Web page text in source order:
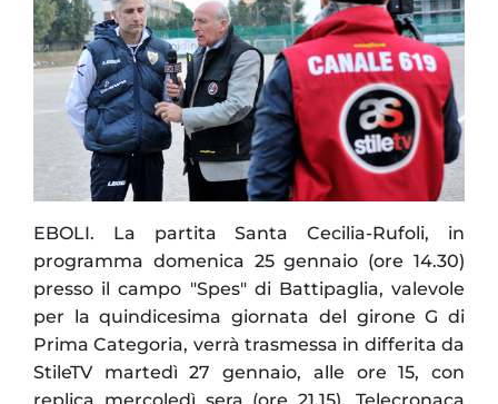
EBOLI. La partita Santa Cecilia-Rufoli, in
programma domenica 25 gennaio (ore 14.30)
presso il campo "Spes" di Battipaglia, valevole
per la quindicesima giornata del girone G di
Prima Categoria, verrà trasmessa in differita da
StileTV martedì 27 gennaio, alle ore 15, con
replica mercoledì sera (ore 21.15). Telecronaca